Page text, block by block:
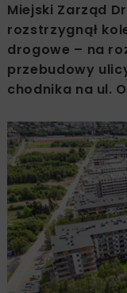
Miejski Zarząd
rozstrzygnął
drogowe – na
przebudowy
chodnika na ul.